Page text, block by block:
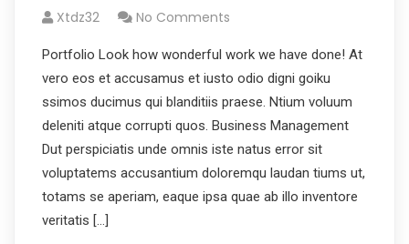
Xtdz32 No Comments
Portfolio Look how wonderful work we have done! At
vero eos et accusamus et iusto odio digni goiku
ssimos ducimus qui blanditiis praese. Ntium voluum
deleniti atque corrupti quos. Business Management
Dut perspiciatis unde omnis iste natus error sit
voluptatems accusantium doloremqu laudan tiums ut,
totams se aperiam, eaque ipsa quae ab illo inventore
veritatis […]